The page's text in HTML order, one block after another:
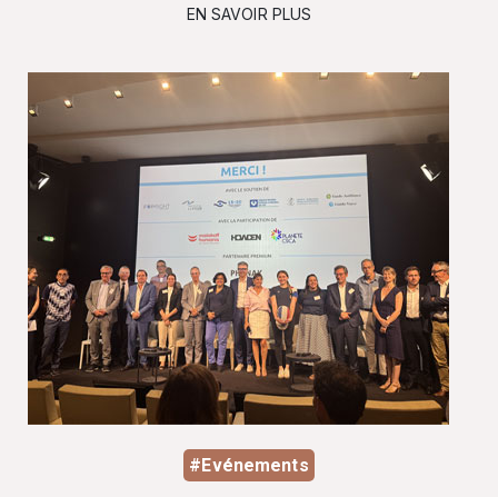
EN SAVOIR PLUS
#Evénements